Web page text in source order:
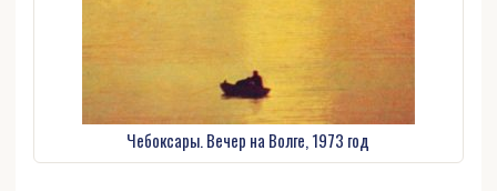
Чебоксары. Вечер на Волге, 1973 год